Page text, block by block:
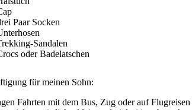
Paar Socken
Sandalen
oder Badelatschen
für meinen Sohn:
Fahrten mit dem Bus, Zug oder auf